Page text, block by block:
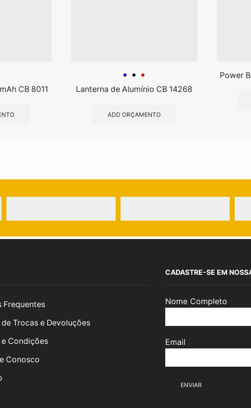
CB 8011 Lanterna de Alumínio CB 14268
ADD ORÇAMENTO
Power
Frequentes
Trocas e Devoluções
Condições
Conosco
CADASTRE-SE EM
Nome Completo
Email